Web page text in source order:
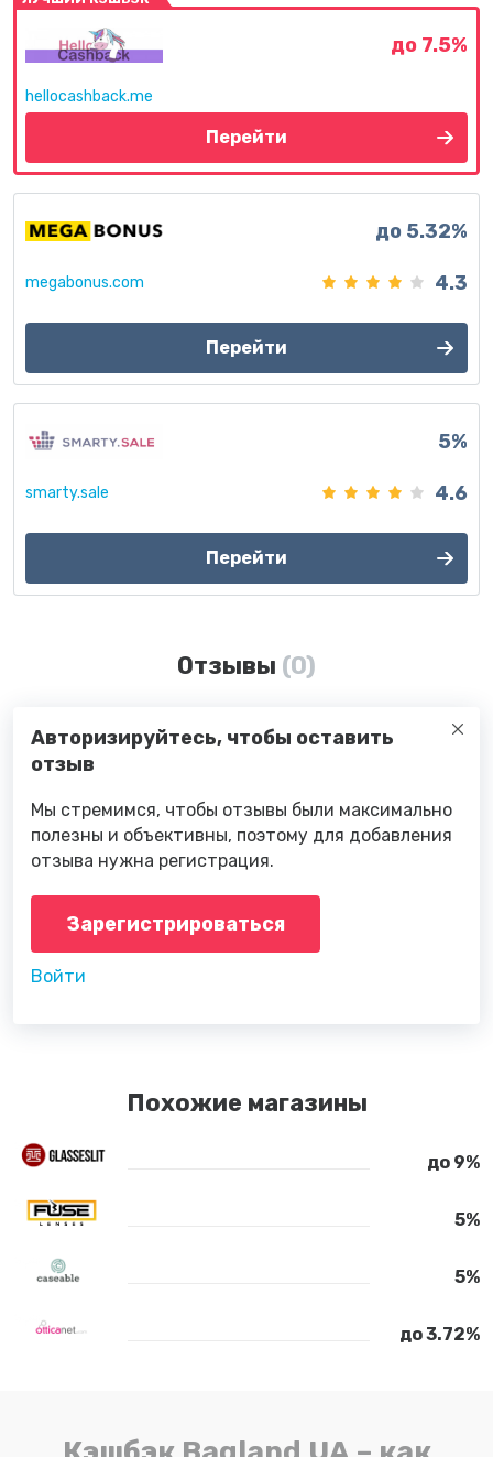
hellocashback.me
до 7.5%
Перейти
megabonus.com
до 5.32%
4.3
Перейти
smarty.sale
5%
4.6
Перейти
Отзывы (0)
Авторизируйтесь, чтобы оставить
отзыв
Мы стремимся, чтобы отзывы были максимально
полезны и объективны, поэтому для добавления
отзыва нужна регистрация.
Зарегистрироваться
Войти
Похожие магазины
до 9%
5%
5%
до 3.72%